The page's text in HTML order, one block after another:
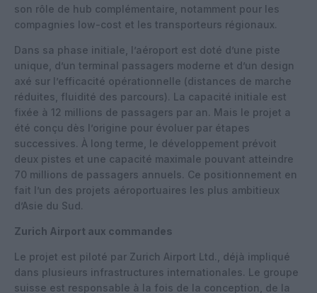
son rôle de hub complémentaire, notamment pour les
compagnies low-cost et les transporteurs régionaux.
Dans sa phase initiale, l’aéroport est doté d’une piste
unique, d’un terminal passagers moderne et d’un design
axé sur l’efficacité opérationnelle (distances de marche
réduites, fluidité des parcours). La capacité initiale est
fixée à 12 millions de passagers par an. Mais le projet a
été conçu dès l’origine pour évoluer par étapes
successives. À long terme, le développement prévoit
deux pistes et une capacité maximale pouvant atteindre
70 millions de passagers annuels. Ce positionnement en
fait l’un des projets aéroportuaires les plus ambitieux
d’Asie du Sud.
Zurich Airport aux commandes
Le projet est piloté par Zurich Airport Ltd., déjà impliqué
dans plusieurs infrastructures internationales. Le groupe
suisse est responsable à la fois de la conception, de la